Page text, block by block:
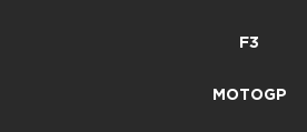
F3
MOTOGP